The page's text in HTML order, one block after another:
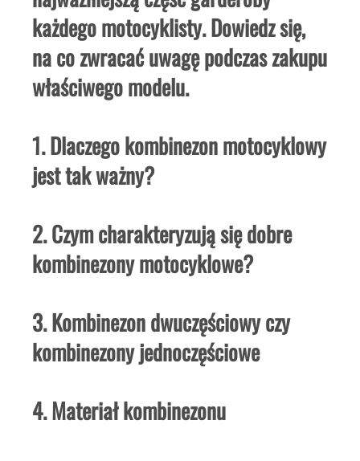
każdego motocyklisty. Dowiedz się,
na co zwracać uwagę podczas zakupu
właściwego modelu.
1. Dlaczego kombinezon motocyklowy
jest tak ważny?
2. Czym charakteryzują się dobre
kombinezony motocyklowe?
3. Kombinezon dwuczęściowy czy
kombinezony jednoczęściowe
4. Materiał kombinezonu